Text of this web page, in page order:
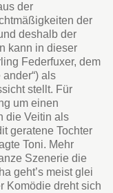
der
der
deshalb der
kann in dieser
Federfuxer, dem
als
stellt. Für
um einen
die Veitin als
geratene Tochter
Toni. Mehr
Szenerie die
geht’s meist glei
Komödie dreht sich